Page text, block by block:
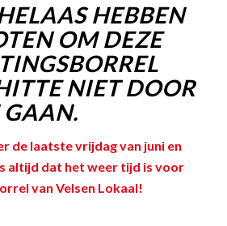
HEBBEN
OM DEZE
NIET DOOR
GAAN.
de laatste vrijdag van juni en
altijd dat het weer tijd is voor
van Velsen Lokaal!